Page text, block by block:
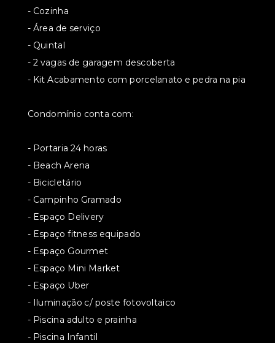
- Cozinha
- Área de serviço
- Quintal
- 2 vagas de garagem descoberta
- Kit Acabamento com porcelanato e pedra na pia
Condomínio conta com:
- Portaria 24 horas
- Beach Arena
- Bicicletário
- Campinho Gramado
- Espaço Delivery
- Espaço fitness equipado
- Espaço Gourmet
- Espaço Mini Market
- Espaço Uber
- Iluminação c/ poste fotovoltaico
- Piscina adulto e prainha
- Piscina Infantil